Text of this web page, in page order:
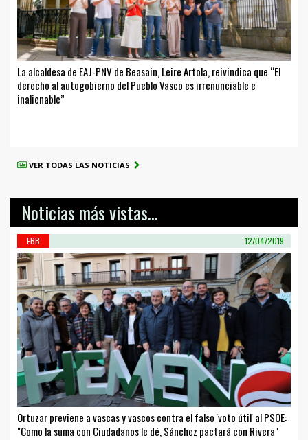
La alcaldesa de EAJ-PNV de Beasain, Leire Artola, reivindica que “El
derecho al autogobierno del Pueblo Vasco es irrenunciable e
inalienable”
VER TODAS LAS NOTICIAS
Noticias más vistas...
EBB 12/04/2019
Ortuzar previene a vascas y vascos contra el falso 'voto útil' al PSOE:
"Como la suma con Ciudadanos le dé, Sánchez pactará con Rivera"